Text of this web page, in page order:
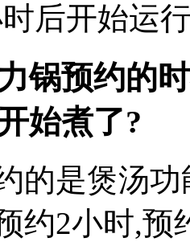
后开始运
锅预约的
始煮了?
的是煲汤
约2小时,